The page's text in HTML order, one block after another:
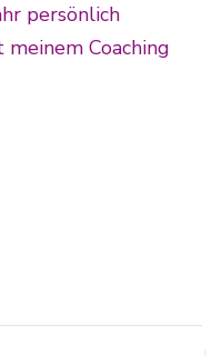
persönlich
Coaching